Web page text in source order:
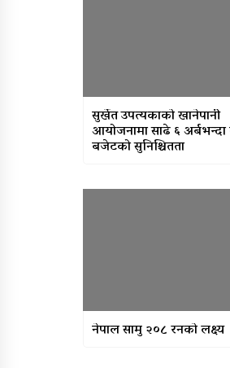
सुर्खेत उपत्यकाको खानेपानी
आयोजनामा साढे ६
बजेटको सुनिश्चितता
नेपाल सामु २०८ रनको लक्ष्य